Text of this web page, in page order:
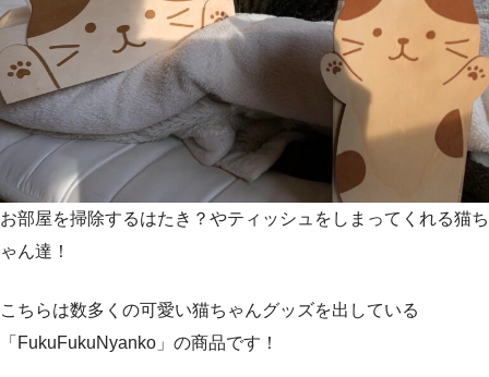
お部屋を掃除するはたき？やティッシュをしまってくれる猫ち
ゃん達！
こちらは数多くの可愛い猫ちゃんグッズを出している
「FukuFukuNyanko」の商品です！